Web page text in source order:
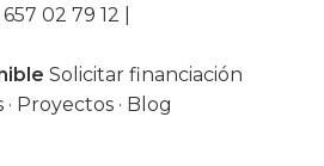
657 02 79 12
Solicitar financiación
· Proyectos · Blog